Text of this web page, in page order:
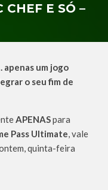
CHEF E SÓ –
apenas um jogo
o seu fim de
APENASpara
Pass Ultimate, vale
quinta-feira